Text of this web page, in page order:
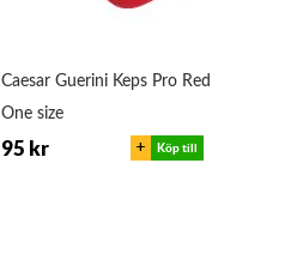
Caesar Guerini Keps Pro Red
One size
95 kr + Köp till